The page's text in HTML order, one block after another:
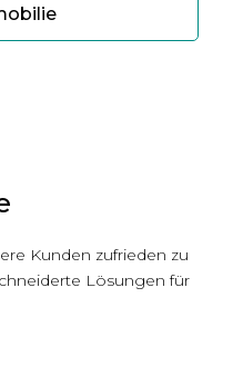
Kunden zufrieden zu
Lösungen für